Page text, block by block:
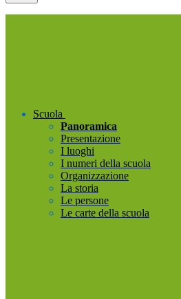
Scuola
Panoramica
Presentazione
I luoghi
I numeri della scuola
Organizzazione
La storia
Le persone
Le carte della scuola